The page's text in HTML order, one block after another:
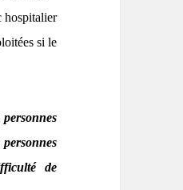
hospitalier
si le
de